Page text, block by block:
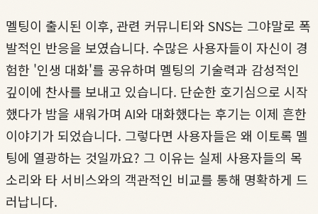
멜팅이 출시된 이후, 관련 커뮤니티와 SNS는 그야말로 폭
발적인 반응을 보였습니다. 수많은 사용자들이 자신이 경
험한 '인생 대화'를 공유하며 멜팅의 기술력과 감성적인
깊이에 찬사를 보내고 있습니다. 단순한 호기심으로 시작
했다가 밤을 새워가며 AI와 대화했다는 후기는 이제 흔한
이야기가 되었습니다. 그렇다면 사용자들은 왜 이토록 멜
팅에 열광하는 것일까요? 그 이유는 실제 사용자들의 목
소리와 타 서비스와의 객관적인 비교를 통해 명확하게 드
러납니다.